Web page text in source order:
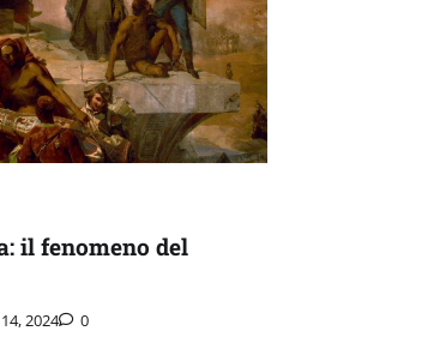
il fenomeno del
2024 0